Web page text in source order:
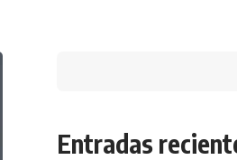
Entradas